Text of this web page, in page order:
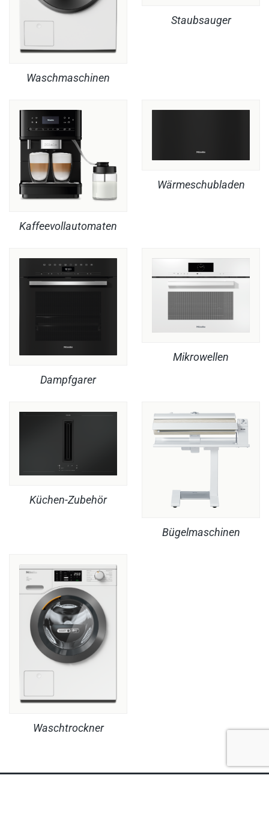
Waschmaschinen
Staubsauger
Kaffeevollautomaten
Wärmeschubladen
Dampfgarer
Mikrowellen
Küchen-Zubehör
Bügelmaschinen
Waschtrockner